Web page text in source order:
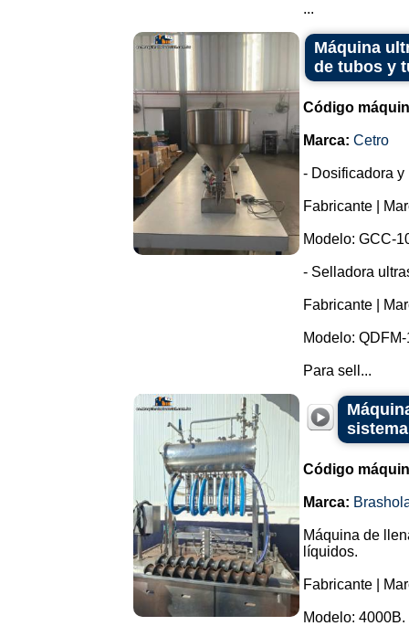
...
Máquina
de tubos y
Código
Marca: Cetro
- Dosificadora
Fabricante |
Modelo: GCC-
- Selladora
Fabricante |
Modelo:
Para sell...
Código
Marca:
Máquina de
líquidos.
Fabricante |
Modelo: 4000B.